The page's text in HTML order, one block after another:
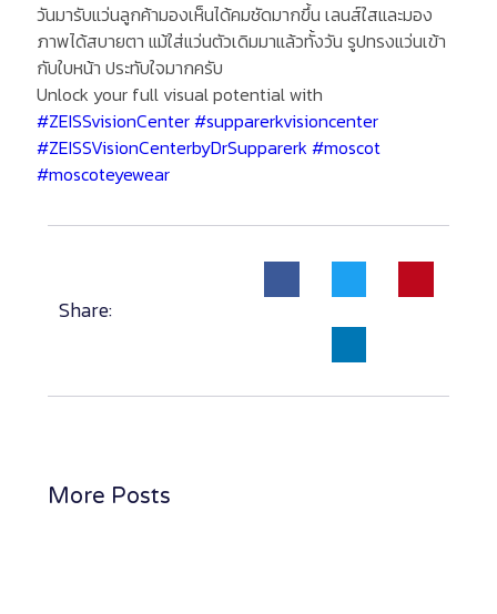
วันมารับแว่นลูกค้ามองเห็นได้คมชัดมากขึ้น เลนส์ใสและมอง
ภาพได้สบายตา แม้ใส่แว่นตัวเดิมมาแล้วทั้งวัน รูปทรงแว่นเข้า
กับใบหน้า ประทับใจมากครับ
Unlock your full visual potential with
#ZEISSvisionCenter#supparerkvisioncenter
#ZEISSVisionCenterbyDrSupparerk #moscot
#moscoteyewear
Share:
More Posts